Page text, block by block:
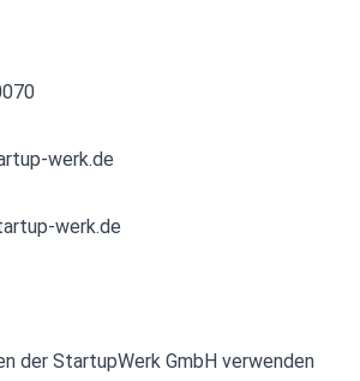
werk.de
werk.de
der StartupWerk GmbH verwenden